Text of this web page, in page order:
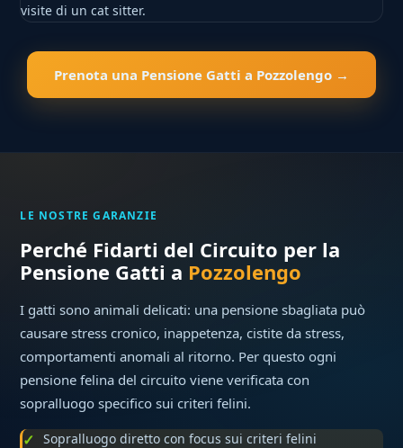
visite di un cat sitter.
Prenota una Pensione Gatti a Pozzolengo →
LE NOSTRE GARANZIE
Perché Fidarti del Circuito per la
Pensione Gatti a Pozzolengo
I gatti sono animali delicati: una pensione sbagliata può
causare stress cronico, inappetenza, cistite da stress,
comportamenti anomali al ritorno. Per questo ogni
pensione felina del circuito viene verificata con
sopralluogo specifico sui criteri felini.
Sopralluogo diretto con focus sui criteri felini